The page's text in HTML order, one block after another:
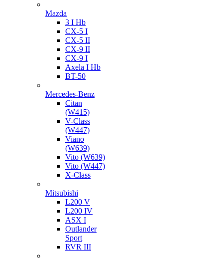
Mazda
3 I Hb
CX-5 I
CX-5 II
CX-9 II
CX-9 I
Axela I Hb
BT-50
Mercedes-Benz
Citan
(W415)
V-Class
(W447)
Viano
(W639)
Vito (W639)
Vito (W447)
X-Class
Mitsubishi
L200 V
L200 IV
ASX I
Outlander
Sport
RVR III